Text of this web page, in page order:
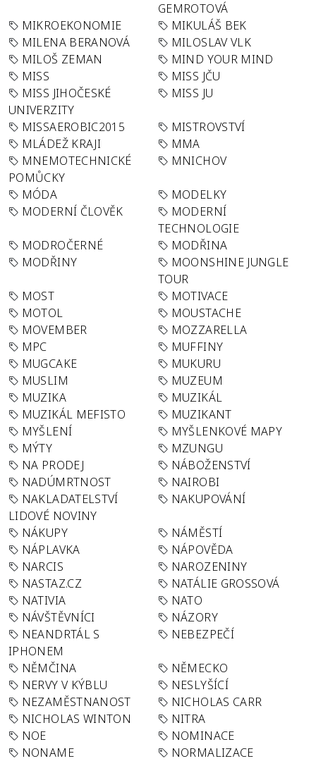
GEMROTOVÁ
MIKROEKONOMIE
MIKULÁŠ BEK
MILENA BERANOVÁ
MILOSLAV VLK
MILOŠ ZEMAN
MIND YOUR MIND
MISS
MISS JČU
MISS JIHOČESKÉ
UNIVERZITY
MISS JU
MISSAEROBIC2015
MISTROVSTVÍ
MLÁDEŽ KRAJI
MMA
MNEMOTECHNICKÉ
POMŮCKY
MNICHOV
MÓDA
MODELKY
MODERNÍ ČLOVĚK
MODERNÍ
TECHNOLOGIE
MODROČERNÉ
MODŘINA
MODŘINY
MOONSHINE JUNGLE
TOUR
MOST
MOTIVACE
MOTOL
MOUSTACHE
MOVEMBER
MOZZARELLA
MPC
MUFFINY
MUGCAKE
MUKURU
MUSLIM
MUZEUM
MUZIKA
MUZIKÁL
MUZIKÁL MEFISTO
MUZIKANT
MYŠLENÍ
MYŠLENKOVÉ MAPY
MÝTY
MZUNGU
NA PRODEJ
NÁBOŽENSTVÍ
NADÚMRTNOST
NAIROBI
NAKLADATELSTVÍ
LIDOVÉ NOVINY
NAKUPOVÁNÍ
NÁKUPY
NÁMĚSTÍ
NÁPLAVKA
NÁPOVĚDA
NARCIS
NAROZENINY
NASTAZ.CZ
NATÁLIE GROSSOVÁ
NATIVIA
NATO
NÁVŠTĚVNÍCI
NÁZORY
NEANDRTÁL S
IPHONEM
NEBEZPEČÍ
NĚMČINA
NĚMECKO
NERVY V KÝBLU
NESLYŠÍCÍ
NEZAMĚSTNANOST
NICHOLAS CARR
NICHOLAS WINTON
NITRA
NOE
NOMINACE
NONAME
NORMALIZACE